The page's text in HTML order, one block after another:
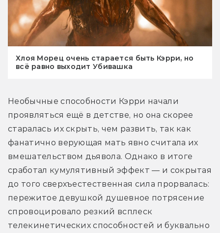
Хлоя Морец очень старается быть Кэрри, но
всё равно выходит Убивашка
Необычные способности Кэрри начали
проявляться ещё в детстве, но она скорее
старалась их скрыть, чем развить, так как
фанатично верующая мать явно считала их
вмешательством дьявола. Однако в итоге
сработал кумулятивный эффект — и сокрытая
до того сверхъестественная сила прорвалась:
пережитое девушкой душевное потрясение
спровоцировало резкий всплеск
телекинетических способностей и буквально